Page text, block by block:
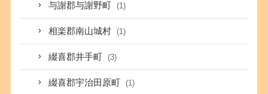
与謝郡与謝野町 (1)
相楽郡南山城村 (1)
綴喜郡井手町 (3)
綴喜郡宇治田原町 (1)